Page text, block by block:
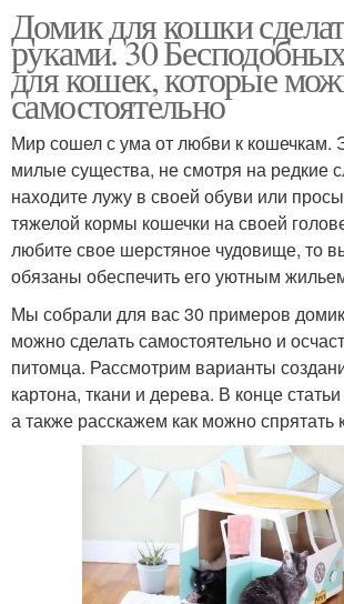
Уютный домик
Минималистичный
домик
Домик из картонной
коробки
Домик для кошки
руками. 30
для кошек, которые
самостоятельно
Мир сошел с ума от любви к кошечкам.
милые существа, не смотря на редкие
находите лужу в своей обуви или
тяжелой кормы кошечки на своей
любите свое шерстяное чудовище, то
обязаны обеспечить его уютным
Мы собрали для вас 30 примеров
можно сделать самостоятельно и
питомца. Рассмотрим варианты
картона, ткани и дерева. В конце
а также расскажем как можно